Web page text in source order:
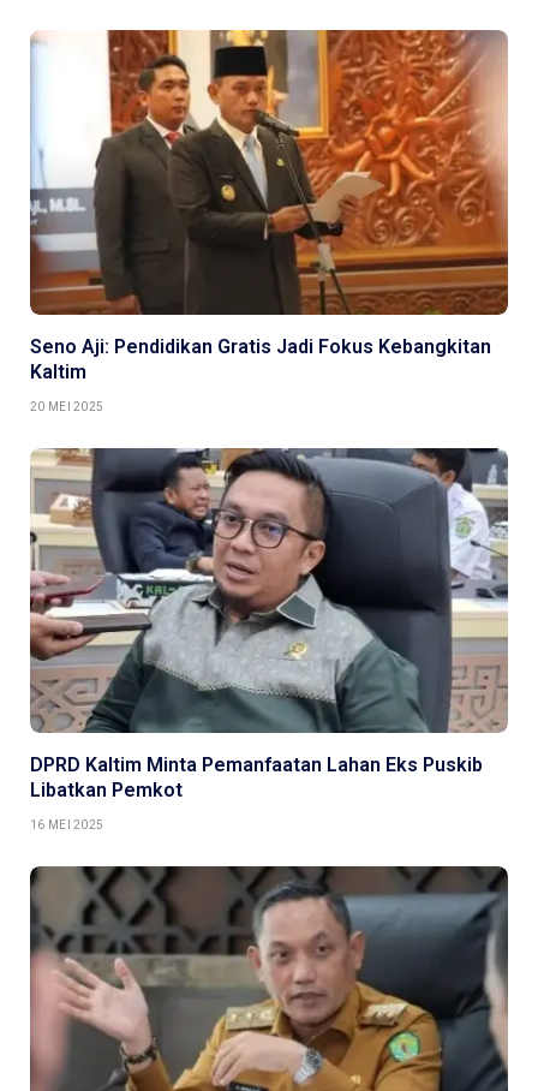
Seno Aji: Pendidikan Gratis Jadi Fokus Kebangkitan
Kaltim
20 MEI 2025
DPRD Kaltim Minta Pemanfaatan Lahan Eks Puskib
Libatkan Pemkot
16 MEI 2025